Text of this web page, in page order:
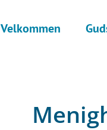
Velkommen